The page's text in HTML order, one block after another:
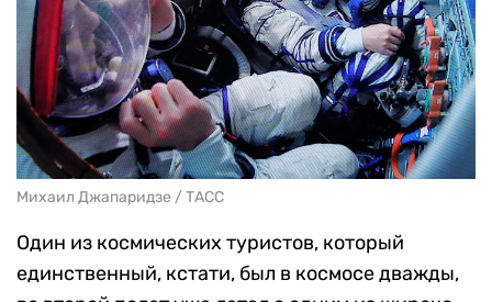
Михаил Джапаридзе / ТАСС
Один из космических туристов, который
единственный, кстати, был в космосе дважды,